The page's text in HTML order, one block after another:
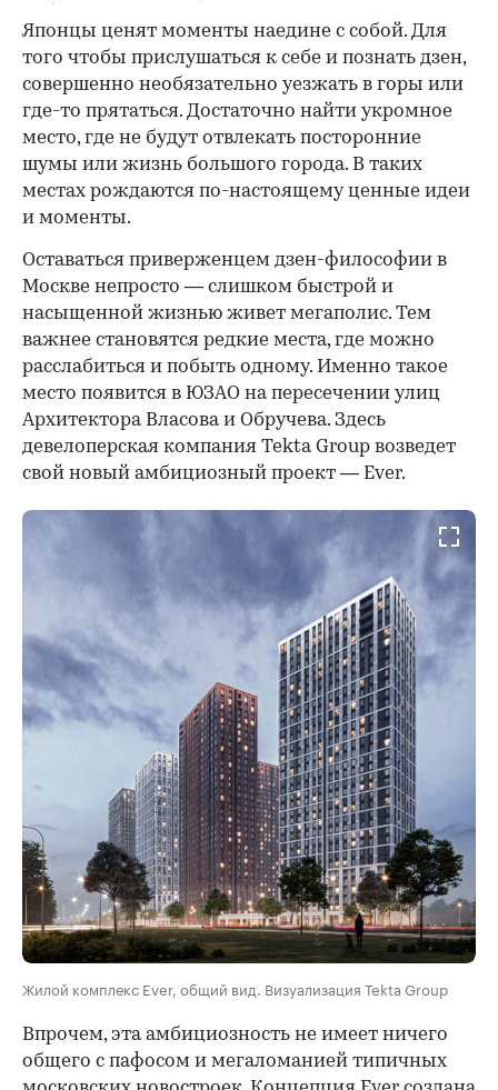
Японцы ценят моменты наедине с собой. Для
того чтобы прислушаться к себе и познать дзен,
совершенно необязательно уезжать в горы или
где-то прятаться. Достаточно найти укромное
место, где не будут отвлекать посторонние
шумы или жизнь большого города. В таких
местах рождаются по-настоящему ценные идеи
и моменты.
Оставаться приверженцем дзен-философии в
Москве непросто — слишком быстрой и
насыщенной жизнью живет мегаполис. Тем
важнее становятся редкие места, где можно
расслабиться и побыть одному. Именно такое
место появится в ЮЗАО на пересечении улиц
Архитектора Власова и Обручева. Здесь
девелоперская компания Tekta Group возведет
свой новый амбициозный проект — Ever.
Жилой комплекс Ever, общий вид. Визуализация Tekta Group
Впрочем, эта амбициозность не имеет ничего
общего с пафосом и мегаломанией типичных